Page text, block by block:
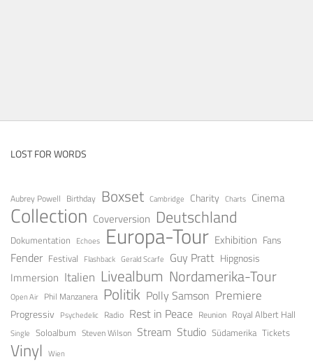
LOST FOR WORDS
Aubrey Powell Birthday Boxset Cambridge Charity Charts Cinema
Collection Coverversion Deutschland
Dokumentation Echoes Europa-Tour Exhibition Fans
Fender Festival Flashback Gerald Scarfe Guy Pratt Hipgnosis
Immersion Italien Livealbum Nordamerika-Tour
Open Air Phil Manzanera Politik Polly Samson Premiere
Progressiv Psychedelic Radio Rest in Peace Reunion Royal Albert Hall
Single Soloalbum Steven Wilson Stream Studio Südamerika Tickets
Vinyl Wien